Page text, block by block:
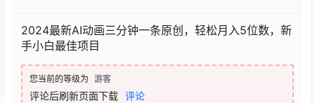
2024最新AI动画三分钟一条原创，轻松月入5位数，新
手小白最佳项目
您当前的等级为 游客
评论后刷新页面下载 评论